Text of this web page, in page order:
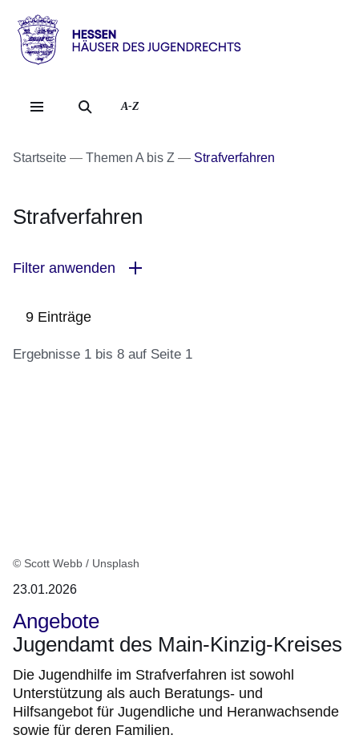
Direkt zum Kopf der
Direkt zum Inhalt
Direkt zum Fuß der
Hessen
Häuser
A-Z
Startseite Themen A bis Z Strafverfahren
Strafverfahren
Filter anwenden
9 Einträge
Ergebnisse 1 bis 8 auf Seite 1
© Scott Webb / Unsplash
23.01.2026
Angebote
Jugendamt des Main-Kinzig-Kreises
Die Jugendhilfe im Strafverfahren ist sowohl
Unterstützung als auch Beratungs- und
Hilfsangebot für Jugendliche und Heranwachsende
sowie für deren Familien.